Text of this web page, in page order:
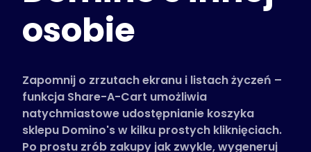
Obsługiwane sklepy
Polski (Polish)
osobie
Zapomnij o zrzutach ekranu i listach życzeń –
funkcja Share-A-Cart umożliwia
natychmiastowe udostępnianie koszyka
sklepu Domino's w kilku prostych kliknięciach.
Po prostu zrób zakupy jak zwykle, wygeneruj